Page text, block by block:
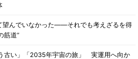
望んでいなかった――それでも考えざるを得
筋道”
古い」「2035年宇宙の旅」 実運用へ向か